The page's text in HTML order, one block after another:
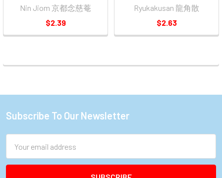
Nin Jiom 京都念慈菴
$2.39
Ryukakusan 龍角散
$2.63
Footer
Subscribe To Our Newsletter
Address